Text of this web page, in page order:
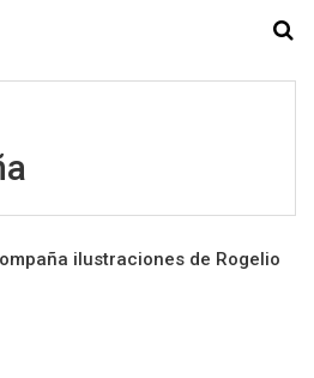
ilustraciones de Rogelio